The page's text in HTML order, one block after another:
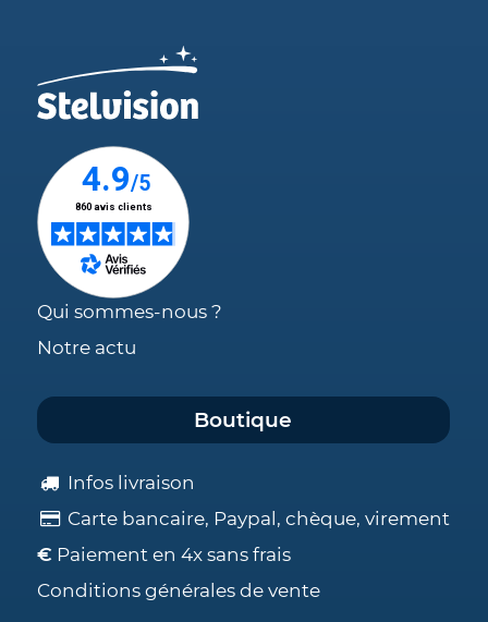
Qui sommes-nous ?
Notre actu
Boutique
Infos livraison
Carte bancaire, Paypal, chèque, virement
€ Paiement en 4x sans frais
Conditions générales de vente